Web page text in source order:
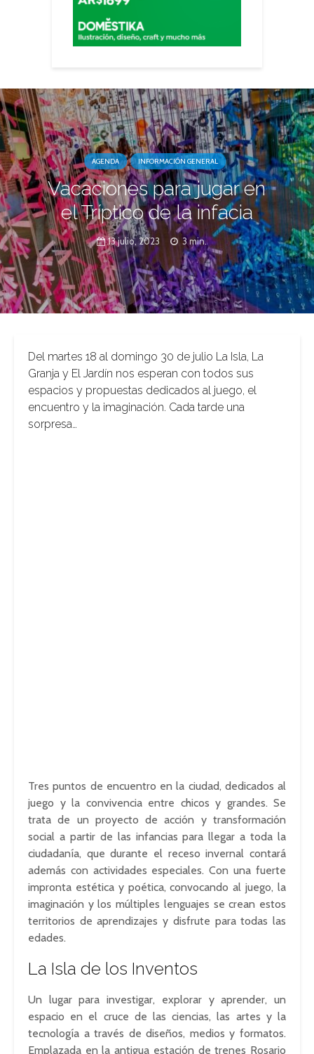
AGENDA INFORMACIÓN GENERAL
Vacaciones para jugar en
el Tríptico de la infacia
13 julio, 2023 3 min.
Del martes 18 al domingo 30 de julio La Isla, La
Granja y El Jardín nos esperan con todos sus
espacios y propuestas dedicados al juego, el
encuentro y la imaginación. Cada tarde una
sorpresa…
Tres puntos de encuentro en la ciudad, dedicados al
juego y la convivencia entre chicos y grandes. Se
trata de un proyecto de acción y transformación
social a partir de las infancias para llegar a toda la
ciudadanía, que durante el receso invernal contará
además con actividades especiales. Con una fuerte
impronta estética y poética, convocando al juego, la
imaginación y los múltiples lenguajes se crean estos
territorios de aprendizajes y disfrute para todas las
edades.
La Isla de los Inventos
Un lugar para investigar, explorar y aprender, un
espacio en el cruce de las ciencias, las artes y la
tecnología a través de diseños, medios y formatos.
Emplazada en la antigua estación de trenes Rosario